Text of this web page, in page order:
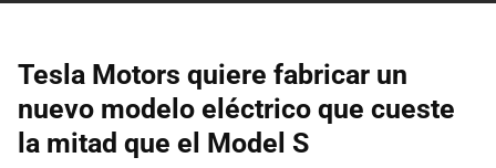
Tesla Motors quiere fabricar un
nuevo modelo eléctrico que cueste
la mitad que el Model S